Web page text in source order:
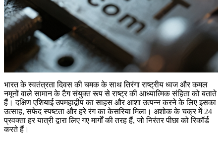
भारत के स्वतंत्रता दिवस की चमक के साथ तिरंगा राष्ट्रीय ध्वज और कमल
नमूनों वाले सामान के टैग संयुक्त रूप से राष्ट्र की आध्यात्मिक संहिता को बताते
हैं। दक्षिण एशियाई उपमहाद्वीप का साहस और आशा उत्पन्न करने के लिए इसका
उत्साह, सफेद स्पष्टता और हरे रंग का केसरिया मिला। अशोक के चक्र में 24
प्रवक्ता हर यात्री द्वारा लिए गए मार्गों की तरह हैं, जो निरंतर पीछा को रिकॉर्ड
करते हैं।